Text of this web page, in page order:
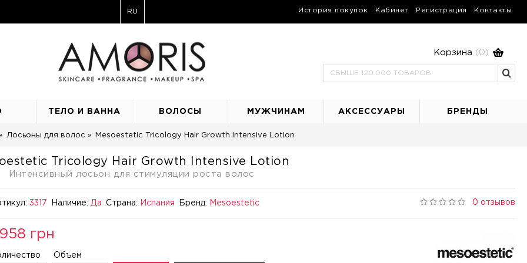
RU История покупок Кабинет Регистрация Контакты
Корзина (0)
ТЕЛО И ВАННА ВОЛОСЫ МУЖЧИНАМ АКСЕССУАРЫ БРЕНДЫ
Лосьоны для волос Mesoestetic Tricology Hair Growth Intensive Lotion
Tricology Hair Growth Intensive Lotion
Интенсивный лосьон для стимуляции роста волос
3317 Наличие: Да Страна: Испания Бренд: Mesoestetic 0 отзывов
грн
Объем